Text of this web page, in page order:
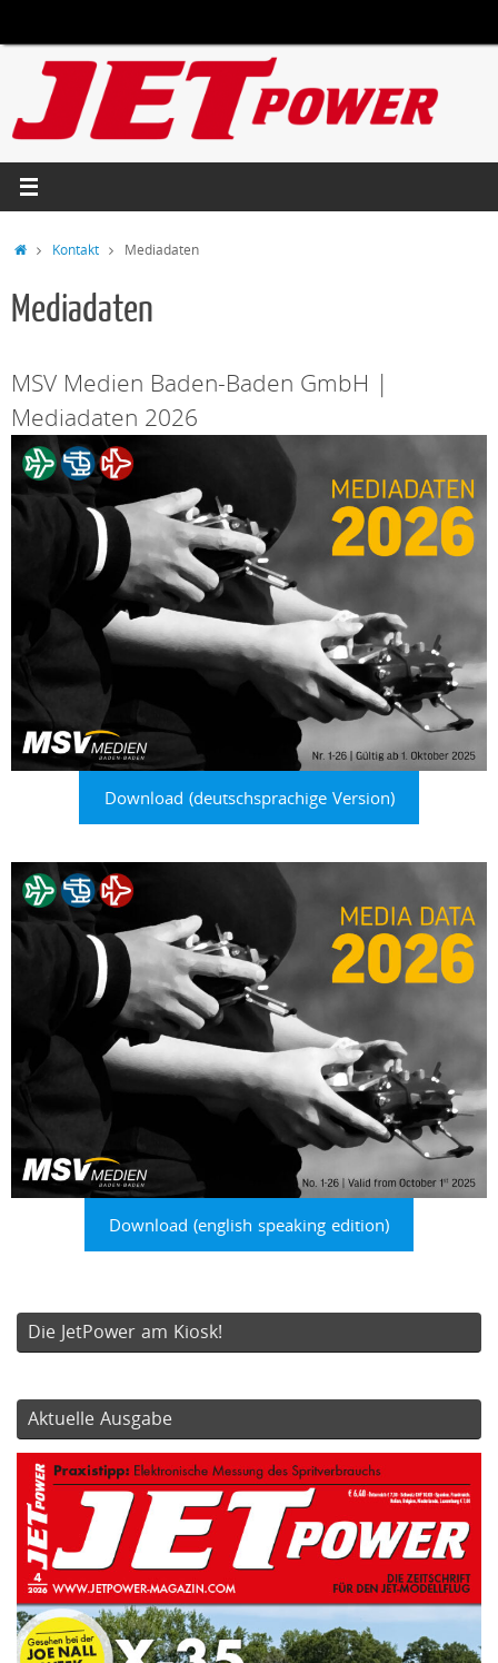
springen
StartKontakt Mediadaten
Mediadaten
MSV Medien Baden-Baden GmbH |
Mediadaten 2026
Download (deutschsprachige Version)
Download (english speaking edition)
Die JetPower am Kiosk!
Aktuelle Ausgabe